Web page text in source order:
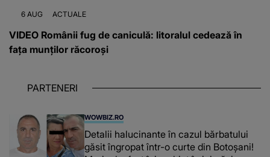
6 AUG ACTUALE
VIDEO Românii fug de caniculă: litoralul cedează în
fața munților răcoroși
PARTENERI
WOWBIZ.RO
Detalii halucinante în cazul bărbatului
găsit îngropat într-o curte din Botoșani!